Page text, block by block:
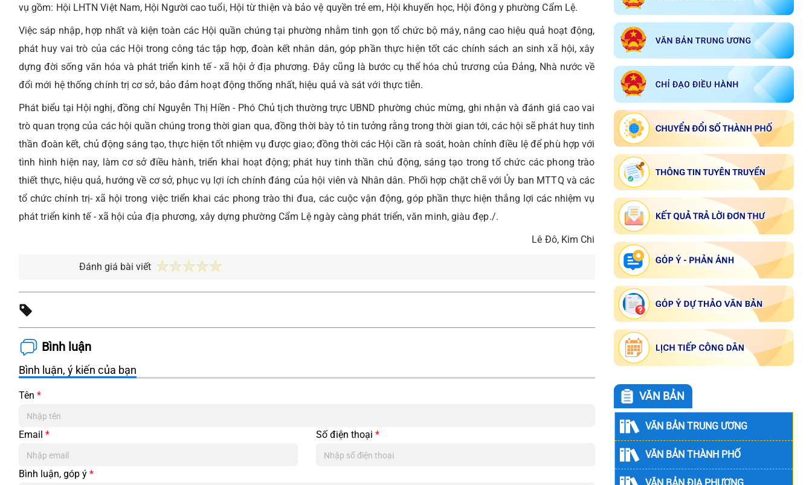
vụ gồm: Hội LHTN Việt Nam, Hội Người cao tuổi, Hội từ thiện và bảo vệ quyền trẻ em, Hội khuyến học, Hội đông y phường Cẩm Lệ.
Việc sáp nhập, hợp nhất và kiện toàn các Hội quần chúng tại phường nhằm tinh gọn tổ chức bộ máy, nâng cao hiệu quả hoạt động,
phát huy vai trò của các Hội trong công tác tập hợp, đoàn kết nhân dân, góp phần thực hiện tốt các chính sách an sinh xã hội, xây
dựng đời sống văn hóa và phát triển kinh tế - xã hội ở địa phương. Đây cũng là bước cụ thể hóa chủ trương của Đảng, Nhà nước về
đổi mới hệ thống chính trị cơ sở, bảo đảm hoạt động thống nhất, hiệu quả và sát với thực tiễn.
Phát biểu tại Hội nghị, đồng chí Nguyễn Thị Hiền - Phó Chủ tịch thường trực UBND phường chúc mừng, ghi nhận và đánh giá cao vai
trò quan trọng của các hội quần chúng trong thời gian qua, đồng thời bày tỏ tin tưởng rằng trong thời gian tới, các hội sẽ phát huy tinh
thần đoàn kết, chủ động sáng tạo, thực hiện tốt nhiệm vụ được giao; đồng thời các Hội cần rà soát, hoàn chỉnh điều lệ để phù hợp với
tình hình hiện nay, làm cơ sở điều hành, triển khai hoạt động; phát huy tinh thần chủ động, sáng tạo trong tổ chức các phong trào
thiết thực, hiệu quả, hướng về cơ sở, phục vụ lợi ích chính đáng của hội viên và Nhân dân. Phối hợp chặt chẽ với Ủy ban MTTQ và các
tổ chức chính trị- xã hội trong việc triển khai các phong trào thi đua, các cuộc vận động, góp phần thực hiện thắng lợi các nhiệm vụ
phát triển kinh tế - xã hội của địa phương, xây dựng phường Cẩm Lệ ngày càng phát triển, văn minh, giàu đẹp./.
Lê Đô, Kim Chi
Đánh giá bài viết
Bình luận
Bình luận, ý kiến của bạn
Tên*
Email* Số điện thoại*
Bình luận, góp ý*
VĂN BẢN
VĂN BẢN TRUNG ƯƠNG
VĂN BẢN THÀNH PHỐ